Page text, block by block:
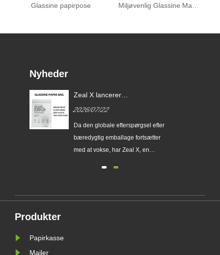
Glassine papirpose
Nyheder
Zeal X lancerer
papirposer for at hjælpe
globale mærker med at erstatte
engangsplastikemballage
2026/07/22
Da den globale efterspørgsel efter
bæredygtig emballage fortsætter
med at vokse, har Zeal X, en
Glassine Paper Bag-serie. Designet
Produkter
Papirkasse
Mailer